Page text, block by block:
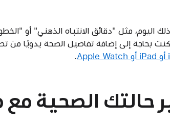
مثل "دقائق الانتباه الذهني" أو
بحاجة إلى إضافة تفاصيل الصحة يدويًا من
.
حالتك الصحية مع